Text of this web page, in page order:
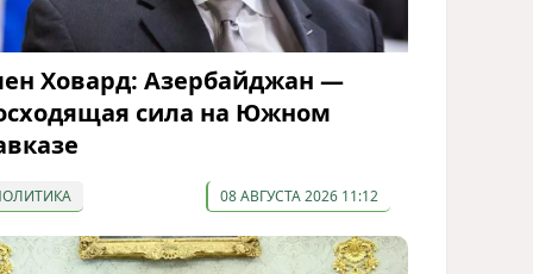
Ховард: Азербайджан —
сила на Южном
08 АВГУСТА 2026 11:12